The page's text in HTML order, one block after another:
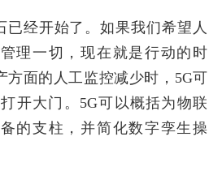
已经开始了。如果我们希望人
理一切，现在就是行动的时
方面的人工监控减少时，5G可
开大门。5G可以概括为物联
的支柱，并简化数字孪生操